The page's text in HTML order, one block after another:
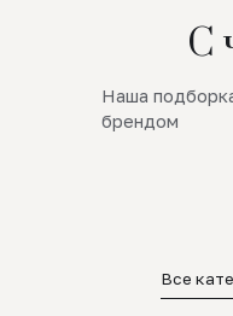
С
Наша
брендом
Новинки
SALE
Все